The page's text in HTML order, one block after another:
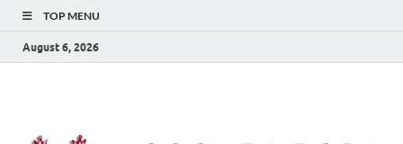
TOP MENU
August 6, 2026
Amerikai Magyar